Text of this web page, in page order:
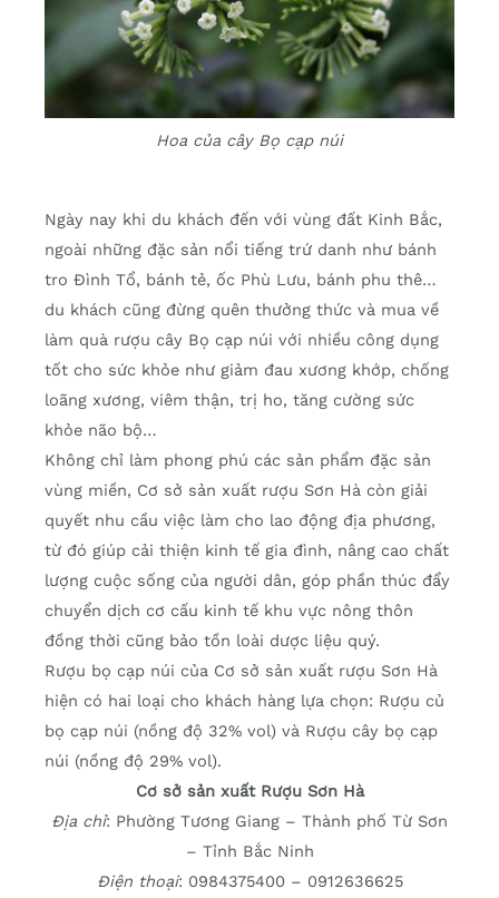
Hoa của cây Bọ cạp núi
Ngày nay khi du khách đến với vùng đất Kinh Bắc,
ngoài những đặc sản nổi tiếng trứ danh như bánh
tro Đình Tổ, bánh tẻ, ốc Phù Lưu, bánh phu thê…
du khách cũng đừng quên thưởng thức và mua về
làm quà rượu cây Bọ cạp núi với nhiều công dụng
tốt cho sức khỏe như giảm đau xương khớp, chống
loãng xương, viêm thận, trị ho, tăng cường sức
khỏe não bộ…
Không chỉ làm phong phú các sản phẩm đặc sản
vùng miền, Cơ sở sản xuất rượu Sơn Hà còn giải
quyết nhu cầu việc làm cho lao động địa phương,
từ đó giúp cải thiện kinh tế gia đình, nâng cao chất
lượng cuộc sống của người dân, góp phần thúc đẩy
chuyển dịch cơ cấu kinh tế khu vực nông thôn
đồng thời cũng bảo tồn loài dược liệu quý.
Rượu bọ cạp núi của Cơ sở sản xuất rượu Sơn Hà
hiện có hai loại cho khách hàng lựa chọn: Rượu củ
bọ cạp núi (nồng độ 32% vol) và Rượu cây bọ cạp
núi (nồng độ 29% vol).
Cơ sở sản xuất Rượu Sơn Hà
Địa chỉ: Phường Tương Giang – Thành phố Từ Sơn
– Tỉnh Bắc Ninh
Điện thoại: 0984375400 – 0912636625